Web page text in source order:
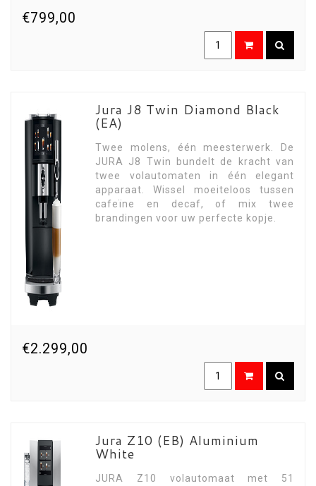
€799,00
Jura J8 Twin Diamond Black
(EA)
Twee molens, één meesterwerk. De
JURA J8 Twin bundelt de kracht van
twee volautomaten in één elegant
apparaat. Wissel moeiteloos tussen
cafeïne en decaf, of mix twee
brandingen voor uw perfecte kopje.
€2.299,00
Jura Z10 (EB) Aluminium
White
JURA Z10 volautomaat met 51